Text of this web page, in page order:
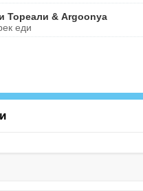
Тореали & Argoonya
еди